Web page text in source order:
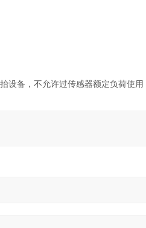
设备，不允许过传感器额定负荷使用